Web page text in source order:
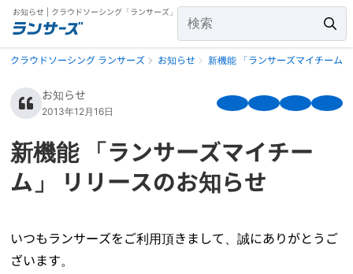
お知らせ | クラウドソーシング「ランサーズ」
クラウドソーシング ランサーズ お知らせ 新機能 「ランサーズマイチーム
お知らせ
2013年12月16日
新機能 「ランサーズマイチー
ム」 リリースのお知らせ
いつもランサーズをご利用頂きまして、誠にありがとうご
ざいます。